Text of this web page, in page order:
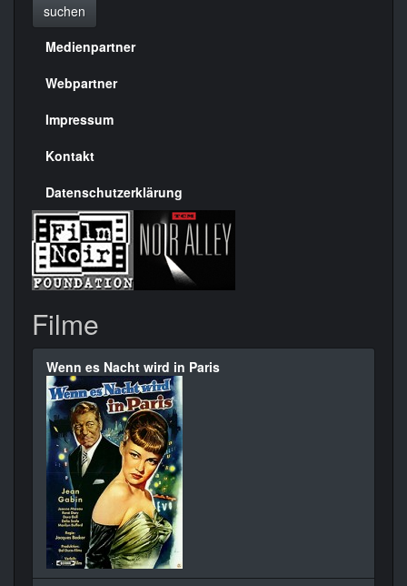
suchen
Menülinks
rechte
Seite
Medienpartner
Webpartner
Impressum
Kontakt
Datenschutzerklärung
Filme
Wenn es Nacht wird in Paris